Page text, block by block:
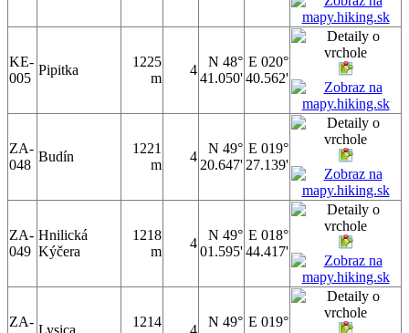
KE-
005
Pipitka
1225
m
4
N 48°
41.050'
E 020°
40.562'
ZA-
048
Budín
1221
m
4
N 49°
20.647'
E 019°
27.139'
ZA-
049
Hnilická
Kýčera
1218
m
4
N 49°
01.595'
E 018°
44.417'
ZA-
Lysica
1214
4
N 49° E 019°